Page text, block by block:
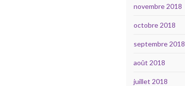
novembre 2018
octobre 2018
septembre 2018
août 2018
juillet 2018